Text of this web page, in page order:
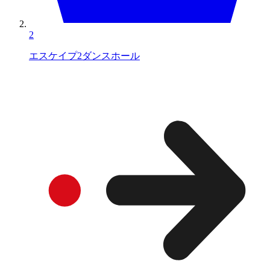
2
エスケイプ2ダンスホール